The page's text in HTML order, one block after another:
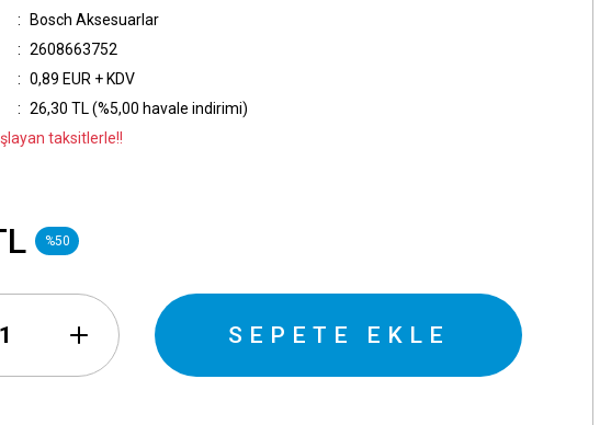
Bosch Aksesuarlar
2608663752
0,89 EUR + KDV
26,30 TL (%5,00 havale indirimi)
taksitlerle!!
%50
SEPETE EKLE